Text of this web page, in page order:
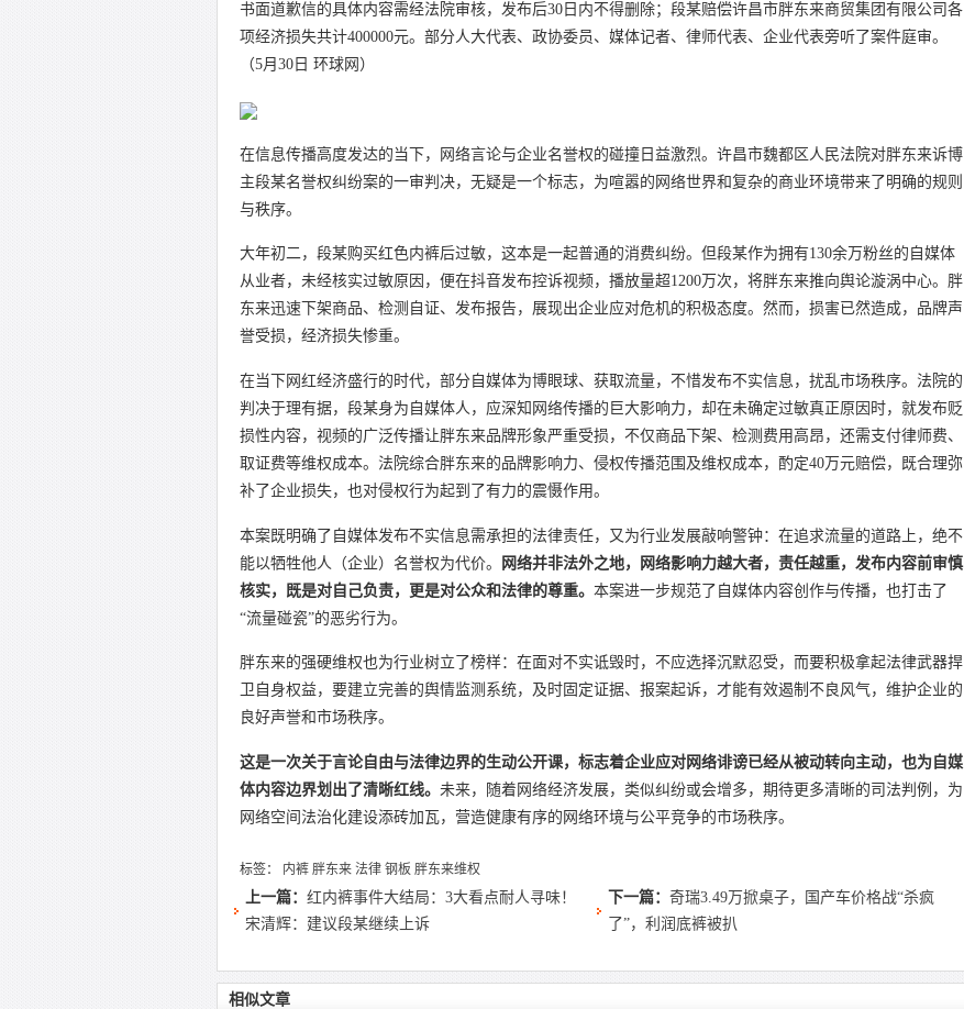
书面道歉信的具体内容需经法院审核，发布后30日内不得删除；段某赔偿许昌市胖东来商贸集团有限公司各
项经济损失共计400000元。部分人大代表、政协委员、媒体记者、律师代表、企业代表旁听了案件庭审。
（5月30日 环球网）
在信息传播高度发达的当下，网络言论与企业名誉权的碰撞日益激烈。许昌市魏都区人民法院对胖东来诉博
主段某名誉权纠纷案的一审判决，无疑是一个标志，为喧嚣的网络世界和复杂的商业环境带来了明确的规则
与秩序。
大年初二，段某购买红色内裤后过敏，这本是一起普通的消费纠纷。但段某作为拥有130余万粉丝的自媒体
从业者，未经核实过敏原因，便在抖音发布控诉视频，播放量超1200万次，将胖东来推向舆论漩涡中心。胖
东来迅速下架商品、检测自证、发布报告，展现出企业应对危机的积极态度。然而，损害已然造成，品牌声
誉受损，经济损失惨重。
在当下网红经济盛行的时代，部分自媒体为博眼球、获取流量，不惜发布不实信息，扰乱市场秩序。法院的
判决于理有据，段某身为自媒体人，应深知网络传播的巨大影响力，却在未确定过敏真正原因时，就发布贬
损性内容，视频的广泛传播让胖东来品牌形象严重受损，不仅商品下架、检测费用高昂，还需支付律师费、
取证费等维权成本。法院综合胖东来的品牌影响力、侵权传播范围及维权成本，酌定40万元赔偿，既合理弥
补了企业损失，也对侵权行为起到了有力的震慑作用。
本案既明确了自媒体发布不实信息需承担的法律责任，又为行业发展敲响警钟：在追求流量的道路上，绝不
能以牺牲他人（企业）名誉权为代价。
网络并非法外之地，网络影响力越大者，责任越重，发布内容前审慎
核实，既是对自己负责，更是对公众和法律的尊重。 本案进一步规范了自媒体内容创作与传播，也打击了
“流量碰瓷”的恶劣行为。
胖东来的强硬维权也为行业树立了榜样：在面对不实诋毁时，不应选择沉默忍受，而要积极拿起法律武器捍
卫自身权益，要建立完善的舆情监测系统，及时固定证据、报案起诉，才能有效遏制不良风气，维护企业的
良好声誉和市场秩序。
这是一次关于言论自由与法律边界的生动公开课，标志着企业应对网络诽谤已经从被动转向主动，也为自媒
体内容边界划出了清晰红线。 未来，随着网络经济发展，类似纠纷或会增多，期待更多清晰的司法判例，为
网络空间法治化建设添砖加瓦，营造健康有序的网络环境与公平竞争的市场秩序。
标签： 内裤 胖东来 法律 钢板 胖东来维权
上一篇： 红内裤事件大结局：3大看点耐人寻味！
宋清辉：建议段某继续上诉
下一篇：奇瑞3.49万掀桌子，国产车价格战“杀疯
了”，利润底裤被扒
相似文章